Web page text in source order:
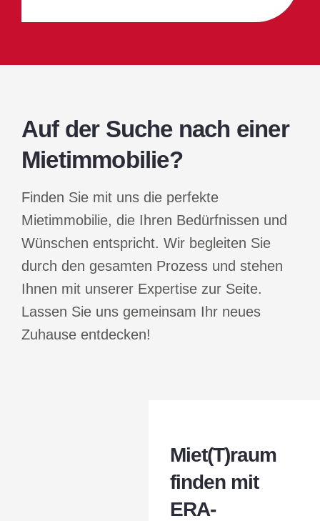
Auf der Suche nach einer
Mietimmobilie?
Finden Sie mit uns die perfekte
Mietimmobilie, die Ihren Bedürfnissen und
Wünschen entspricht. Wir begleiten Sie
durch den gesamten Prozess und stehen
Ihnen mit unserer Expertise zur Seite.
Lassen Sie uns gemeinsam Ihr neues
Zuhause entdecken!
Miet(T)raum
finden mit
ERA-